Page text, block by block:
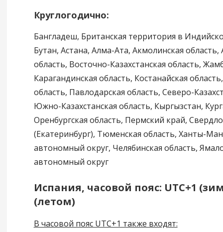
Круглогодично:
Бангладеш, Британская территория в
Бутан, Астана, Алма-Ата, Акмолинская область,
область, Восточно-Казахстанская область,
Карагандинская область, Костанайская
область, Павлодарская область, Северо-
Южно-Казахстанская область, Кыргызстан,
Оренбургская область, Пермский край,
(Екатеринбург), Тюменская область, Ханты-
автономный округ, Челябинская область,
автономный округ
Испания, часовой пояс: UTC+1
(летом)
В часовой пояс UTC+1 также входят: